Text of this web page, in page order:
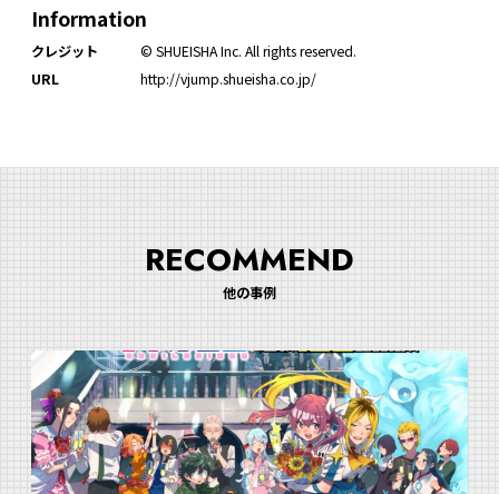
Information
クレジット
© SHUEISHA Inc. All rights reserved.
URL
http://vjump.shueisha.co.jp/
RECOMMEND
他の事例